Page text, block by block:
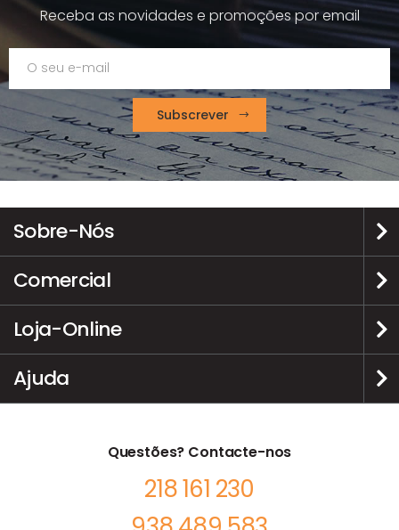
Receba as novidades e promoções por email
Subscrever
Sobre-Nós
Comercial
Loja-Online
Ajuda
Questões? Contacte-nos
218 161 230